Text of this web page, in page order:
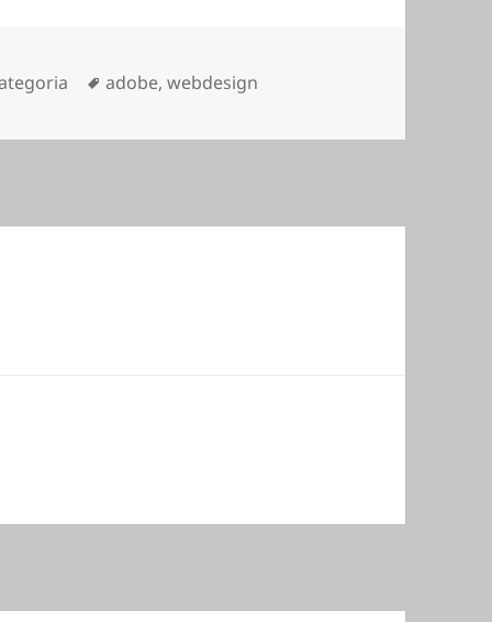
faz o Adobe
Etiquetas
adobe,webdesign